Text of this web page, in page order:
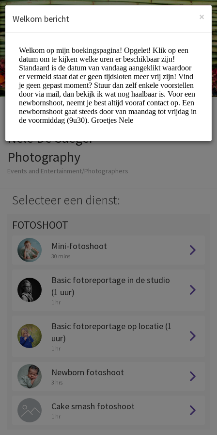
INSCHRIJVEN
Nele De Saeger
Photography
Events and Entertainment/Photographers
Selecteer een dienst:
FOTOSHOOT
Mini-fotoshoot
30 mins
Basic fotoreportage in de studio
(1 uur)
1 hr
Basic fotoreportage op locatie (1
uur)
1 hr
Newborn fotoshoot
3 hrs
Cake smash fotoshoot
1 hr
×
Welkom bericht